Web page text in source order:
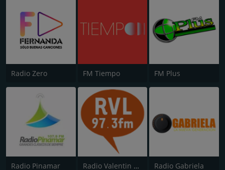
Radio Zero FM Tiempo FM Plus
Radio Pinamar Radio Valentin Letelier (RVL) Radio Gabriela